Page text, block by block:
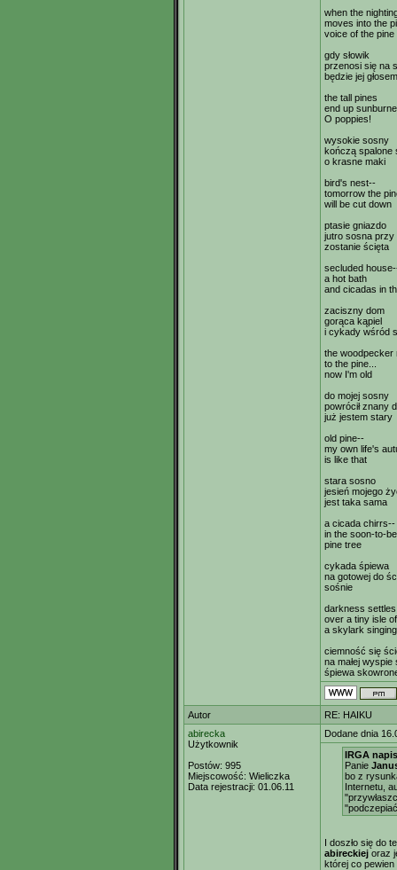
when the
moves into the
voice of the pine
gdy słowik
przenosi się na
będzie jej głosem
the tall pines
end up
O poppies!
wysokie sosny
kończą spalone
o krasne maki
bird's nest--
tomorrow the
will be cut down
ptasie gniazdo
jutro sosna przy
zostanie ścięta
secluded
a hot bath
and cicadas in
zaciszny dom
gorąca kąpiel
i cykady wśród
the woodpecker
to the pine...
now I'm old
do mojej sosny
powrócił znany
już jestem stary
old pine--
my own life's
is like that
stara sosno
jesień mojego
jest taka sama
a cicada chirrs--
in the soon-to-
pine tree
cykada śpiewa
na gotowej do
sośnie
darkness settles
over a tiny isle
a skylark singing
ciemność się
na małej wyspie
śpiewa
Autor
RE: HAIKU
abirecka
Użytkownik
Postów: 995
Miejscowość: Wieliczka
Data rejestracji: 01.06.11
Dodane dnia
IRGA
Panie
bo z
Internetu,
I doszło się do
abireckiej oraz
której co